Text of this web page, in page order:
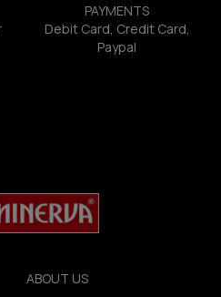
PAYMENTS
Debit Card, Credit Card,
Paypal
ABOUT US